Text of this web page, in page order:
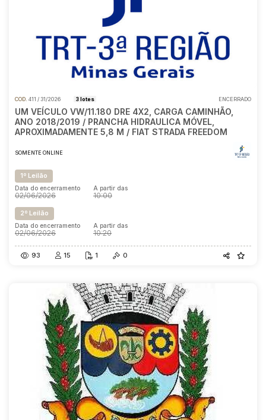
COD. 411 / 31/2026 3 lotes ENCERRADO
UM VEÍCULO VW/11.180 DRE 4X2, CARGA CAMINHÃO,
ANO 2018/2019 / PRANCHA HIDRAULICA MÓVEL,
APROXIMADAMENTE 5,8 M / FIAT STRADA FREEDOM
SOMENTE ONLINE
1º Leilão
Data do encerramento
02/06/2026
A partir das
10:00
2º Leilão
Data do encerramento
02/06/2026
A partir das
10:20
93 15 1 0